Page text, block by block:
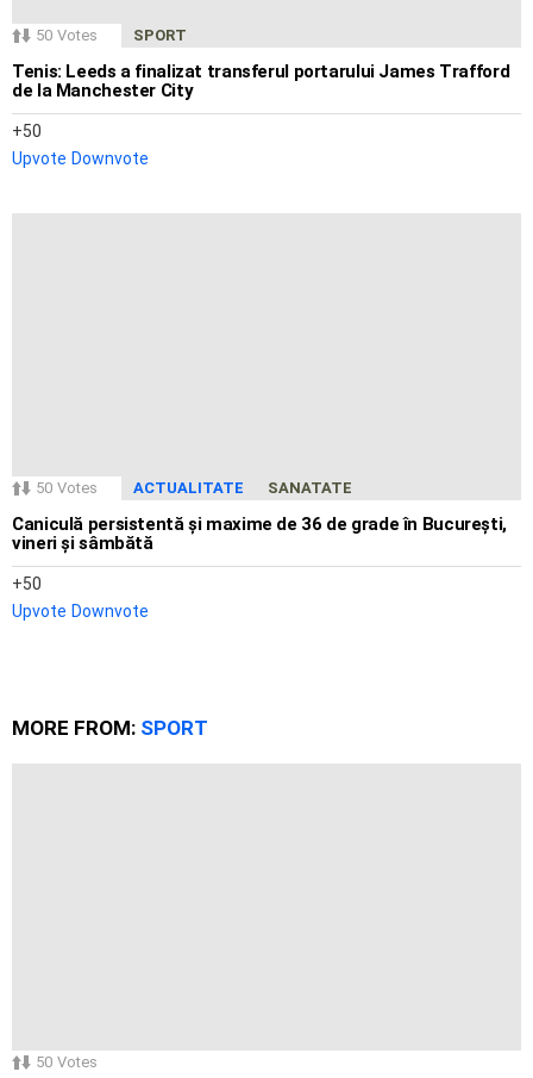
50 Votes SPORT
Tenis: Leeds a finalizat transferul portarului James Trafford
de la Manchester City
50
Upvote Downvote
50 Votes ACTUALITATE SANATATE
Caniculă persistentă și maxime de 36 de grade în București,
vineri și sâmbătă
50
Upvote Downvote
MORE FROM: SPORT
50 Votes